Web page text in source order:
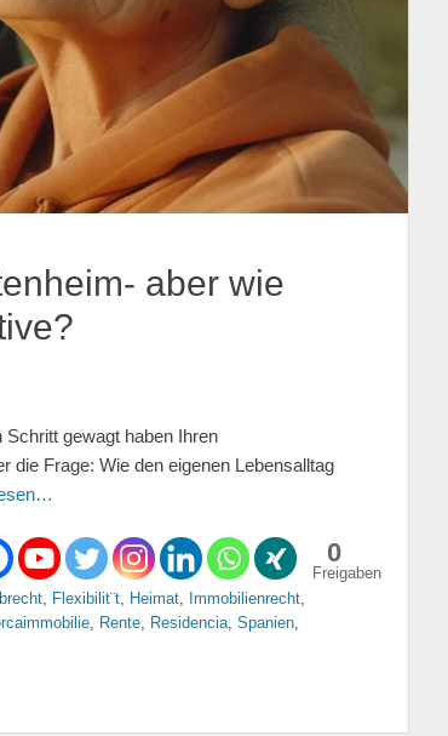
aber wie
gewagt haben Ihren
die Frage: Wie den eigenen Lebensalltag
0
Freigaben
, Flexibilit¨t, Heimat, Immobilienrecht,
, Rente, Residencia, Spanien,